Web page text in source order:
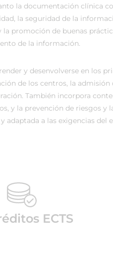
la documentación clínica
la seguridad de la
promoción de buenas
de la información.
y desenvolverse en los
de los centros, la admisión
También incorpora
y la prevención de riesgos y
adaptada a las exigencias del
ECTS